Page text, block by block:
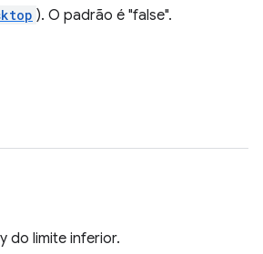
). O padrão é "false".
do limite inferior.